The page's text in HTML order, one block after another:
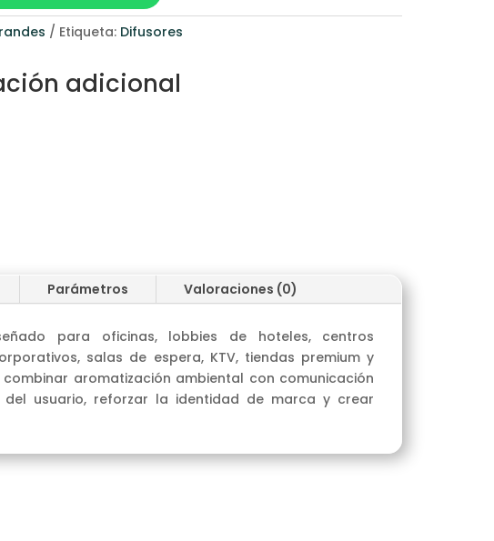
Etiqueta: Difusores
adicional
Parámetros Valoraciones (0)
para oficinas, lobbies de hoteles, centros
salas de espera, KTV, tiendas premium y
aromatización ambiental con comunicación
usuario, reforzar la identidad de marca y crear